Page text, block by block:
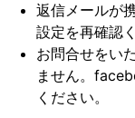
返信メールが
設定を再確認
お問合せをい
ません。
ください。